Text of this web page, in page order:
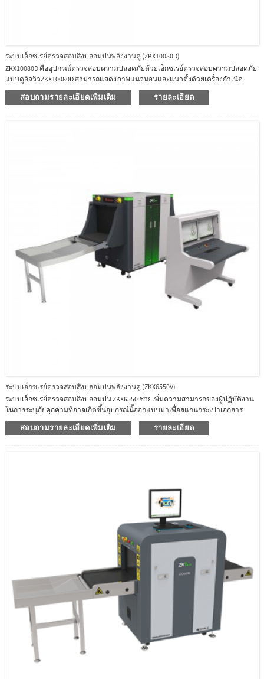
ระบบเอ็กซเรย์ตรวจสอบสิ่งปลอมปนพลังงานคู่ (ZKX10080D)
ZKX10080D คืออุปกรณ์ตรวจสอบความปลอดภัยด้วยเอ็กซเรย์ตรวจสอบความปลอดภัย
แบบดูอัลวิวZKX10080D สามารถแสดงภาพแนวนอนและแนวตั้งด้วยเครื่องกำเนิด
ไฟฟ้าอิสระสองตัว และสามารถตรวจจับสารอินทรีย์ อนินทรีย์ หรือสารผสมได้อย่าง
รวดเร็วตามเลขอะตอมที่มีประสิทธิผลของวัตถุที่ตรวจพบZKX10080D สามารถระบุ
สอบถามรายละเอียดเพิ่มเติม รายละเอียด
ระบบเอ็กซเรย์ตรวจสอบสิ่งปลอมปนพลังงานคู่ (ZKX6550V)
ระบบเอ็กซเรย์ตรวจสอบสิ่งปลอมปน ZKX6550 ช่วยเพิ่มความสามารถของผู้ปฏิบัติงาน
ในการระบุภัยคุกคามที่อาจเกิดขึ้นอุปกรณ์นี้ออกแบบมาเพื่อสแกนกระเป๋าเอกสาร
สัมภาระถือขึ้นเครื่อง และพัสดุบรรทุกขนาดเล็กZKX6550 ใช้เครื่องกำเนิดรังสีเอกซ์
คุณภาพสูงที่เชื่อถือได้ด้วยอัลกอริธึมรูปภาพที่ยอดเยี่ยม ZKX6550 สามารถนำเสนอภาพ
สอบถามรายละเอียดเพิ่มเติม รายละเอียด